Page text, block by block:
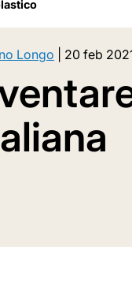
Longo 20 feb